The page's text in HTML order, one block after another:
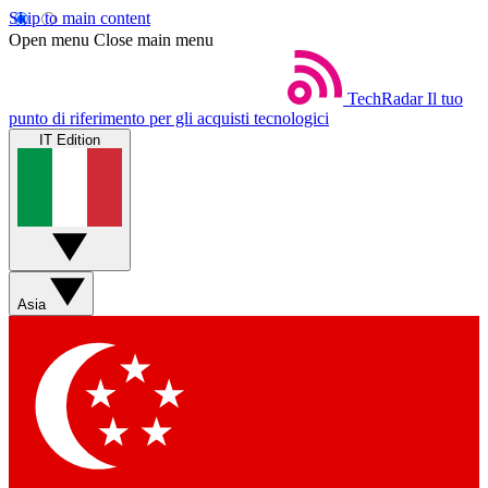
Skip to main content
Open menu Close main menu
TechRadar Il tuo
punto di riferimento per gli acquisti tecnologici
IT Edition
Asia